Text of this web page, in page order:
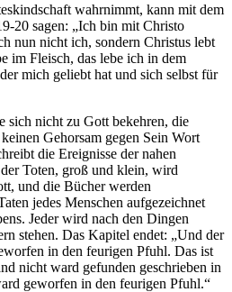
wahrnimmt, kann mit dem
20 sagen: „Ich bin mit Christo
nun nicht ich, sondern Christus lebt
im Fleisch, das lebe ich in dem
mich geliebt hat und sich selbst für
sich nicht zu Gott bekehren, die
Gehorsam gegen Sein Wort
die Ereignisse der nahen
Toten, groß und klein, wird
und die Bücher werden
jedes Menschen aufgezeichnet
Jeder wird nach den Dingen
stehen. Das Kapitel endet: „Und der
in den feurigen Pfuhl. Das ist
nicht ward gefunden geschrieben in
geworfen in den feurigen Pfuhl.“